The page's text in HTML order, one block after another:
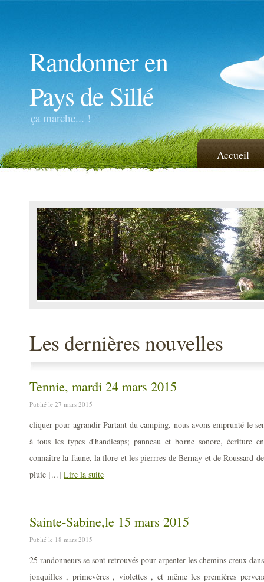
Randonner en
Pays de Sillé
ça marche... !
Accueil
Les dernières nouvelles
Tennie, mardi 24 mars 2015
Publié le 27 mars 2015
cliquer pour agrandir Partant du camping, nous avons emprunté le
à tous les types d'handicaps; panneau et borne sonore, écriture
connaître la faune, la flore et les pierrres de Bernay et de Roussard
pluie [...] Lire la suite
Sainte-Sabine,le 15 mars 2015
Publié le 18 mars 2015
25 randonneurs se sont retrouvés pour arpenter les chemins creux
jonquilles , primevères , violettes , et même les premières